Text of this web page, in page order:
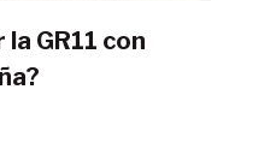
GR11 con